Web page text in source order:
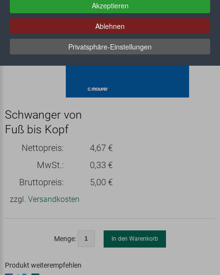
Schwanger von
Fuß bis Kopf
Nettopreis:
4,67 €
MwSt.:
0,33 €
Bruttopreis:
5,00 €
zzgl. Versandkosten
Menge: In den Warenkorb
Produkt weiterempfehlen
Akzeptieren
Ablehnen
Privatsphäre-Einstellungen